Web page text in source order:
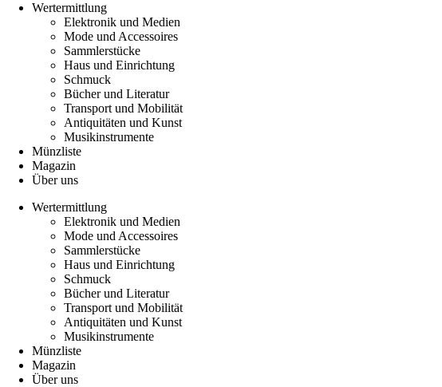
Wertermittlung
Elektronik und Medien
Mode und Accessoires
Sammlerstücke
Haus und Einrichtung
Schmuck
Bücher und Literatur
Transport und Mobilität
Antiquitäten und Kunst
Musikinstrumente
Münzliste
Magazin
Über uns
Wertermittlung
Elektronik und Medien
Mode und Accessoires
Sammlerstücke
Haus und Einrichtung
Schmuck
Bücher und Literatur
Transport und Mobilität
Antiquitäten und Kunst
Musikinstrumente
Münzliste
Magazin
Über uns